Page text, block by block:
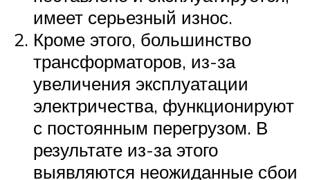
имеет серьезный износ.
Кроме этого, большинство
трансформаторов, из-за
увеличения эксплуатации
электричества, функционируют
с постоянным перегрузом. В
результате из-за этого
выявляются неожиданные сбои